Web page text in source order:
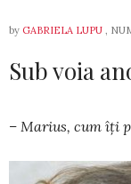
by GABRIELA LUPU ,
Sub voia
– Marius, cum îți